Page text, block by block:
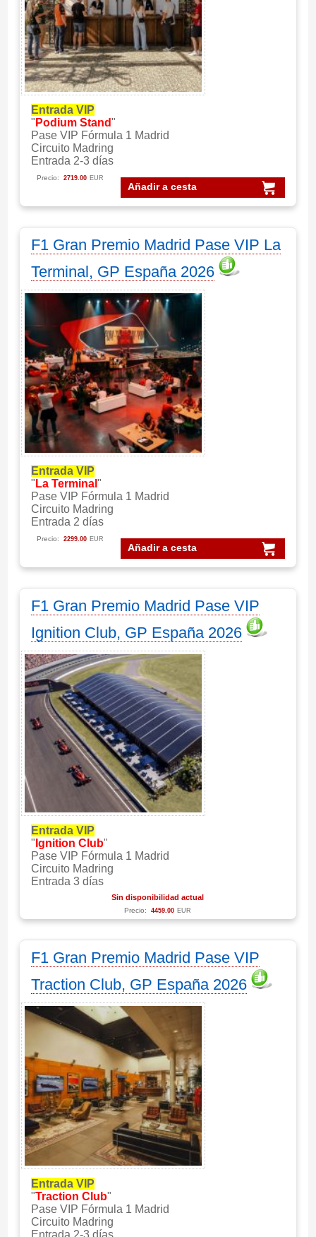
Entrada VIP
" Podium Stand"
Pase VIP Fórmula 1 Madrid
Circuito Madring
Entrada 2-3 días
Añadir a cesta
Precio: 2719.00 EUR
F1 Gran Premio Madrid Pase VIP La
Terminal, GP España 2026
Entrada VIP
" La Terminal "
Pase VIP Fórmula 1 Madrid
Circuito Madring
Entrada 2 días
Añadir a cesta
Precio: 2299.00 EUR
F1 Gran Premio Madrid Pase VIP
Ignition Club, GP España 2026
Entrada VIP
" Ignition Club"
Pase VIP Fórmula 1 Madrid
Circuito Madring
Entrada 3 días
Sin disponibilidad actual
Precio: 4459.00 EUR
F1 Gran Premio Madrid Pase VIP
Traction Club, GP España 2026
Entrada VIP
"Traction Club"
Pase VIP Fórmula 1 Madrid
Circuito Madring